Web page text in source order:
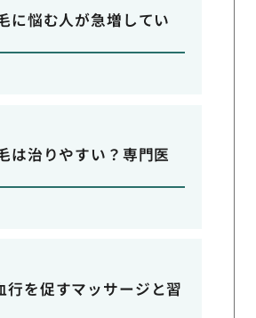
に悩む人が急増してい
は治りやすい？専門医
行を促すマッサージと習